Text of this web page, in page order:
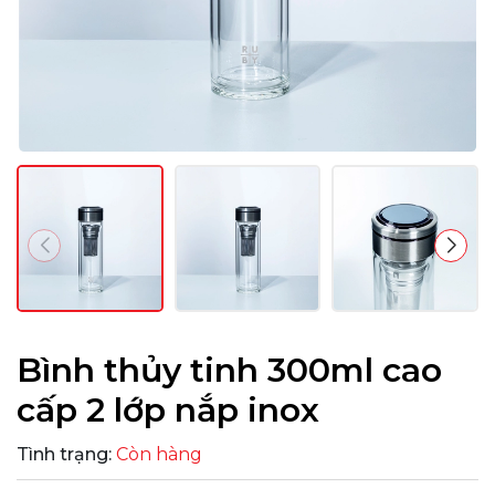
Bình thủy tinh 300ml cao
cấp 2 lớp nắp inox
Tình trạng: Còn hàng